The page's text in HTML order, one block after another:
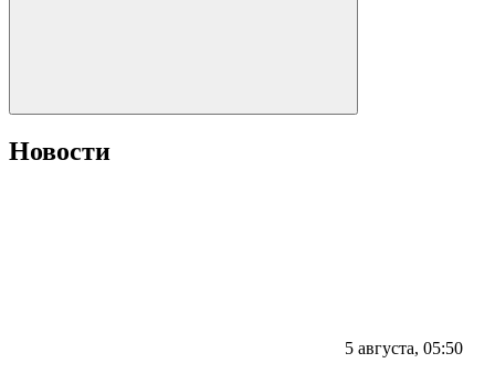
Новости
5 августа, 05:50